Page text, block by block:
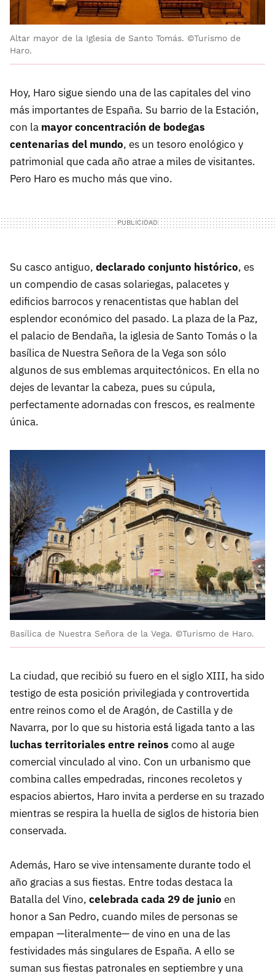
Altar mayor de la Iglesia de Santo Tomás. ©Turismo de
Haro.
Hoy, Haro sigue siendo una de las capitales del vino
más importantes de España. Su barrio de la Estación,
con la mayor concentración de bodegas
centenarias del mundo, es un tesoro enológico y
patrimonial que cada año atrae a miles de visitantes.
Pero Haro es mucho más que vino.
Su casco antiguo, declarado conjunto histórico, es
un compendio de casas solariegas, palacetes y
edificios barrocos y renacentistas que hablan del
esplendor económico del pasado. La plaza de la Paz,
el palacio de Bendaña, la iglesia de Santo Tomás o la
basílica de Nuestra Señora de la Vega son sólo
algunos de sus emblemas arquitectónicos. En ella no
dejes de levantar la cabeza, pues su cúpula,
perfectamente adornadas con frescos, es realmente
única.
Basílica de Nuestra Señora de la Vega. ©Turismo de Haro.
La ciudad, que recibió su fuero en el siglo XIII, ha sido
testigo de esta posición privilegiada y controvertida
entre reinos como el de Aragón, de Castilla y de
Navarra, por lo que su historia está ligada tanto a las
luchas territoriales entre reinos como al auge
comercial vinculado al vino. Con un urbanismo que
combina calles empedradas, rincones recoletos y
espacios abiertos, Haro invita a perderse en su trazado
mientras se respira la huella de siglos de historia bien
conservada.
Además, Haro se vive intensamente durante todo el
año gracias a sus fiestas. Entre todas destaca la
Batalla del Vino, celebrada cada 29 de junio en
honor a San Pedro, cuando miles de personas se
empapan —literalmente— de vino en una de las
festividades más singulares de España. A ello se
suman sus fiestas patronales en septiembre y una